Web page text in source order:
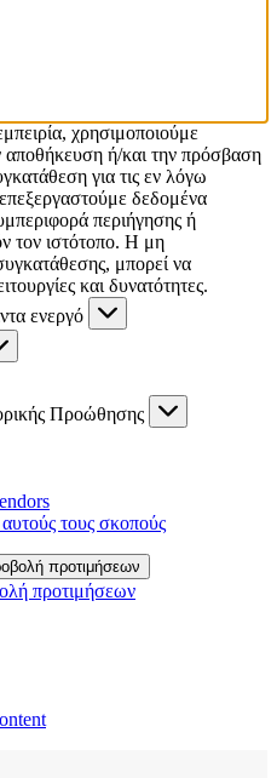
χρησιμοποιούμε
αποθήκευση ή/και την πρόσβαση
για τις εν λόγω
δεδομένα
περιήγησης ή
τον ιστότοπο. Η μη
μπορεί να
και δυνατότητες.
ενεργό
Προώθησης
τους σκοπούς
προτιμήσεων
προτιμήσεων